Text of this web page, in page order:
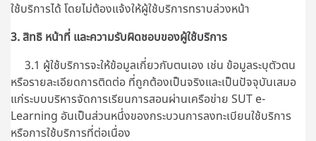
ใช้บริการได้ โดยไม่ต้องแจ้งให้ผู้ใช้บริการทราบล่วงหน้า
3. สิทธิ หน้าที่ และความรับผิดชอบของผู้ใช้บริการ
3.1 ผู้ใช้บริการจะให้ข้อมูลเกี่ยวกับตนเอง เช่น ข้อมูลระบุตัวตน
หรือรายละเอียดการติดต่อ ที่ถูกต้องเป็นจริงและเป็นปัจจุบันเสมอ
แก่ระบบบริหารจัดการเรียนการสอนผ่านเครือข่าย SUT e-
Learning อันเป็นส่วนหนึ่งของกระบวนการลงทะเบียนใช้บริการ
หรือการใช้บริการที่ต่อเนื่อง